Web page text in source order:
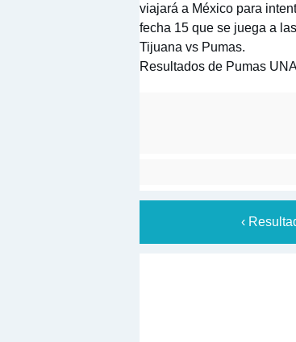
viajará a México para
fecha 15 que se juega a
Tijuana vs Pumas.
Resultados de Pumas
‹